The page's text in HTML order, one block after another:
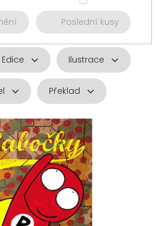
Poslední kusy
Edice Ilustrace
Překlad